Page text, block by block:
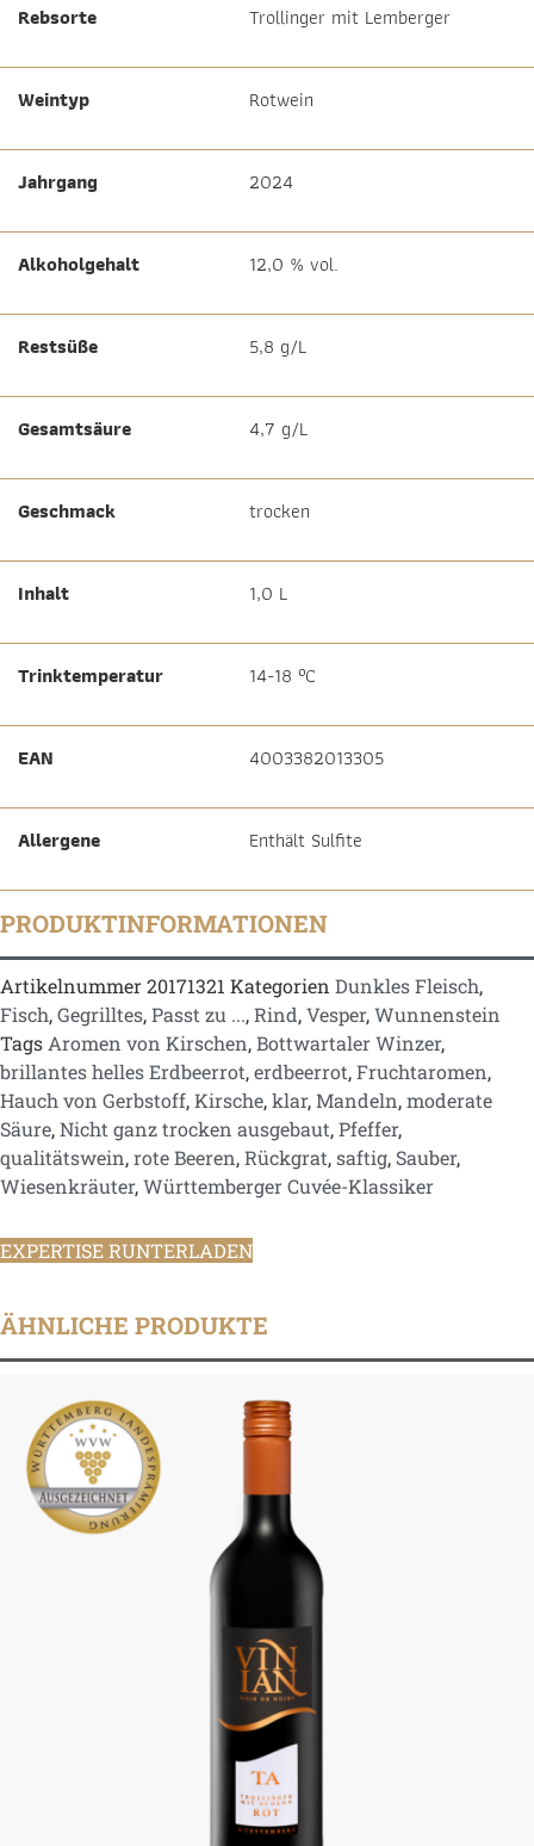
Rebsorte Trollinger mit Lemberger
Weintyp Rotwein
Jahrgang 2024
Alkoholgehalt 12,0 % vol.
Restsüße 5,8 g/L
Gesamtsäure 4,7 g/L
Geschmack trocken
Inhalt 1,0 L
Trinktemperatur 14-18 °C
EAN 4003382013305
Allergene Enthält Sulfite
PRODUKTINFORMATIONEN
Artikelnummer20171321 Kategorien Dunkles Fleisch,
Fisch,Gegrilltes,Passt zu ...,Rind,Vesper,Wunnenstein
Tags Aromen von Kirschen,Bottwartaler Winzer,
brillantes helles Erdbeerrot,erdbeerrot,Fruchtaromen,
Hauch von Gerbstoff,Kirsche,klar,Mandeln,moderate
Säure,Nicht ganz trocken ausgebaut,Pfeffer,
qualitätswein,rote Beeren,Rückgrat,saftig, Sauber,
Wiesenkräuter,Württemberger Cuvée-Klassiker
EXPERTISE RUNTERLADEN
ÄHNLICHE PRODUKTE